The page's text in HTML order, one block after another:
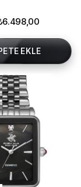
EKLE